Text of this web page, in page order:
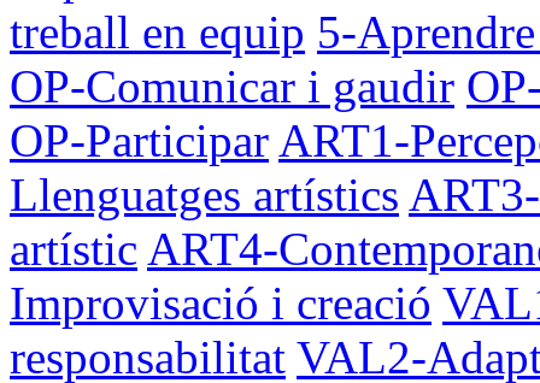
treball en equip 5-
OP-Comunicar i gaudir
OP-Participar ART1-
Llenguatges artístics
artístic ART4-
Improvisació i creació
responsabilitat VAL2-